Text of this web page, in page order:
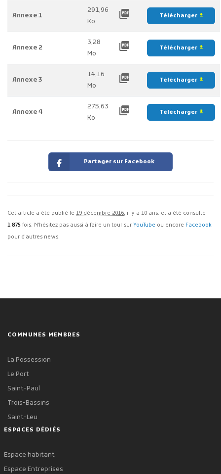
Annexe 1
291,96
Ko
picture_as_pdf Télécharger file_download
Annexe 2
3,28
Mo
picture_as_pdf Télécharger file_download
Annexe 3
14,16
Mo
picture_as_pdf Télécharger file_download
Annexe 4
275,63
Ko
picture_as_pdf Télécharger file_download
Partager sur Facebook
Cet article a été publié le 19 décembre 2016, il y a 10 ans. et a été consulté
1 875 fois. N'hésitez pas aussi à faire un tour sur YouTube ou encore Facebook
pour d'autres news.
COMMUNES MEMBRES
La Possession
Le Port
Saint-Paul
Trois-Bassins
Saint-Leu
ESPACES DÉDIÉS
Espace habitant
Espace Entreprises